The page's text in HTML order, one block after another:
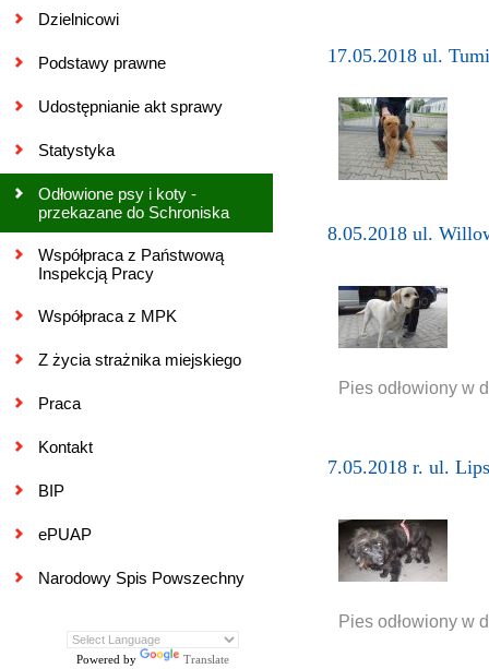
Dzielnicowi
Podstawy prawne
Udostępnianie akt sprawy
Statystyka
Odłowione psy i koty -
przekazane do Schroniska
Współpraca z Państwową
Inspekcją Pracy
Współpraca z MPK
Z życia strażnika miejskiego
Praca
Kontakt
BIP
ePUAP
Narodowy Spis Powszechny
Powered by Translate
17.05.2018 ul.
8.05.2018 ul.
Pies odłowiony w
7.05.2018 r. ul.
Pies odłowiony w